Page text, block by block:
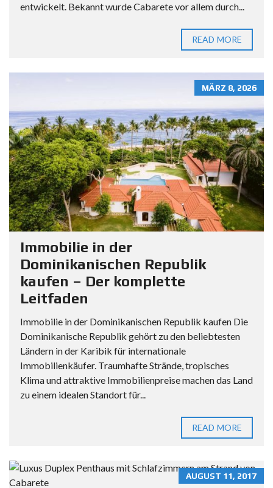
entwickelt. Bekannt wurde Cabarete vor allem durch...
READ MORE
MÄRZ 8, 2026
Immobilie in der
Dominikanischen Republik
kaufen – Der komplette
Leitfaden
Immobilie in der Dominikanischen Republik kaufen Die
Dominikanische Republik gehört zu den beliebtesten
Ländern in der Karibik für internationale
Immobilienkäufer. Traumhafte Strände, tropisches
Klima und attraktive Immobilienpreise machen das Land
zu einem idealen Standort für...
READ MORE
AUGUST 11, 2017